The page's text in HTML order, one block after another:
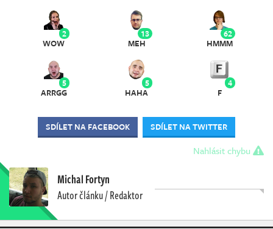
2
WOW
13
MEH
62
HMMM
5
ARRGG
5
HAHA
4
F
SDÍLET NA FACEBOOK SDÍLET NA TWITTER
Nahlásit chybu
Michal Fortyn
Autor článku / Redaktor